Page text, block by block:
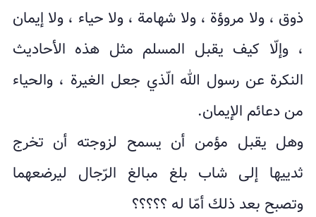
ذوق ، ولا مروؤة ، ولا شهامة ، ولا حیاء ، ولا إیمان
، وإلّا کیف یقبل المسلم مثل هذه الأحادیث
النکرة عن رسول الله الّذي جعل الغیرة ، والحیاء
من دعائم الإیمان.
وهل یقبل مؤمن أن یسمح لزوجته أن تخرج
ثدییها إلى شاب بلغ مبالغ الرّجال لیرضعهما
وتصبح بعد ذلك أمّا له ؟؟؟؟؟